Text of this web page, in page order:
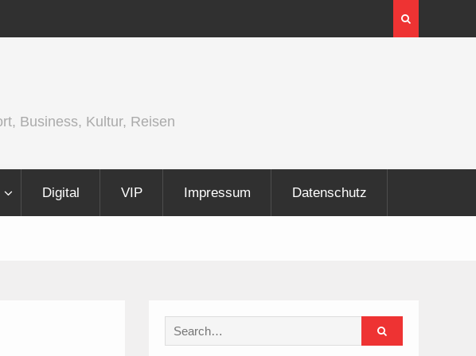
InnoTrans 2026 zeigt Technologien für die
Elektrifizierung der Schiene
Business, Kultur, Reisen
Digital VIP Impressum Datenschutz
Search
for: